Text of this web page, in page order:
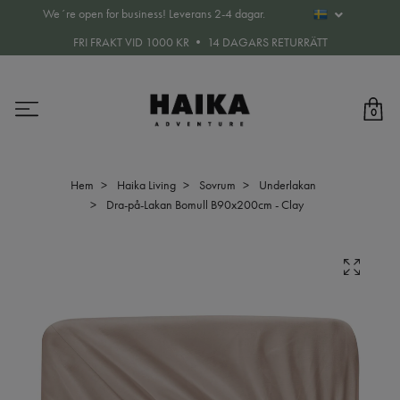
We´re open for business! Leverans 2-4 dagar.
FRI FRAKT VID 1000 KR • 14 DAGARS RETURRÄTT
0
Hem Haika Living Sovrum
Underlakan
Dra-på-Lakan Bomull B90x200cm - Clay